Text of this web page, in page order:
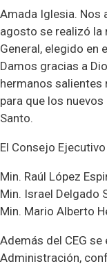
Amada Iglesia. Nos
agosto se realizó la
General, elegido en
Damos gracias a
hermanos salientes
para que los
Santo.
El Consejo
Min. Raúl López
Min. Israel Delgado
Min. Mario Alberto
Además del CEG
Administración,